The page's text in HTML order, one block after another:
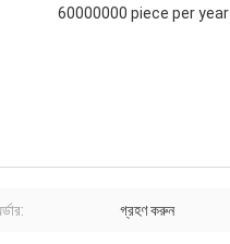
60000000 piece per year
গ্রহণ করুন